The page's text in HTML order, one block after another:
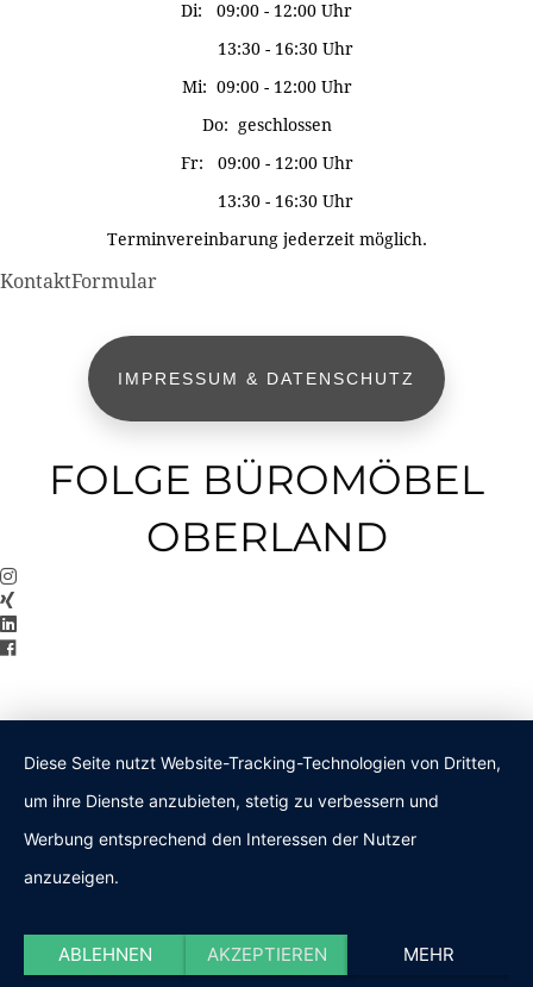
Di: 09:00 - 12:00 Uhr
13:30 - 16:30 Uhr
Mi: 09:00 - 12:00 Uhr
Do: geschlossen
Fr: 09:00 - 12:00 Uhr
13:30 - 16:30 Uhr
Terminvereinbarung jederzeit möglich.
KontaktFormular
IMPRESSUM & DATENSCHUTZ
FOLGE BÜROMÖBEL
OBERLAND
Diese Seite nutzt Website-Tracking-Technologien von Dritten,
um ihre Dienste anzubieten, stetig zu verbessern und
Werbung entsprechend den Interessen der Nutzer
anzuzeigen.
ABLEHNEN AKZEPTIEREN MEHR